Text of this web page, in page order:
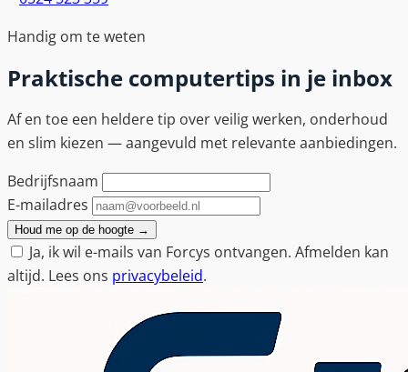
Handig om te weten
Praktische computertips in je inbox
Af en toe een heldere tip over veilig werken, onderhoud
en slim kiezen — aangevuld met relevante aanbiedingen.
Bedrijfsnaam
E-mailadres
Houd me op de hoogte →
Ja, ik wil e-mails van Forcys ontvangen. Afmelden kan
altijd. Lees ons privacybeleid.